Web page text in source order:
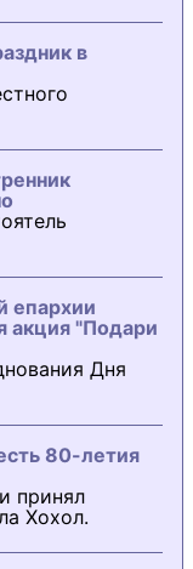
в
епархии
акция "Подари
Дня
80-летия
принял
Хохол.